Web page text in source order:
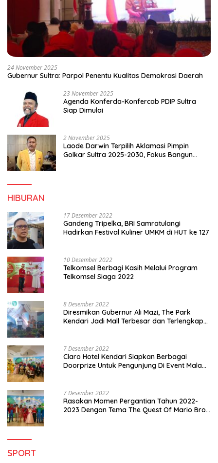
24 November 2025
Gubernur Sultra: Parpol Penentu Kualitas Demokrasi Daerah
23 November 2025
Agenda Konferda-Konfercab PDIP Sultra
Siap Dimulai
2 November 2025
Laode Darwin Terpilih Aklamasi Pimpin
Golkar Sultra 2025-2030, Fokus Bangun
HIBURAN
17 Desember 2022
Gandeng Tripelka, BRI Samratulangi
Hadirkan Festival Kuliner UMKM di HUT ke 127
10 Desember 2022
Telkomsel Berbagi Kasih Melalui Program
Telkomsel Siaga 2022
8 Desember 2022
Diresmikan Gubernur Ali Mazi, The Park
Kendari Jadi Mall Terbesar dan Terlengkap
7 Desember 2022
Claro Hotel Kendari Siapkan Berbagai
Doorprize Untuk Pengunjung Di Event Malam
7 Desember 2022
Rasakan Momen Pergantian Tahun 2022-
2023 Dengan Tema The Quest Of Mario Bros
SPORT